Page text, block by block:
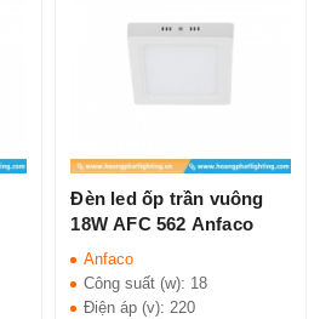
Đèn led ốp trần vuông
18W AFC 562 Anfaco
Anfaco
Công suất (w): 18
Điện áp (v):220